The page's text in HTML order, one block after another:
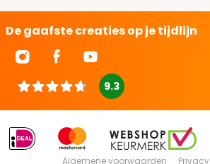
De gaafste creaties op je tijdlijn
9.3
Algemene voorwaarden Privacy